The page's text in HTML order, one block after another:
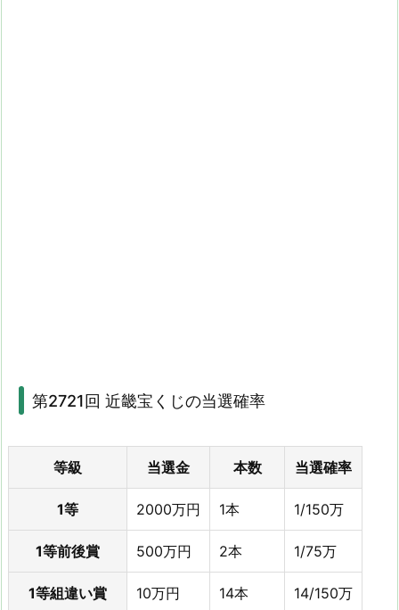
第2721回 近畿宝くじの当選確率
等級 当選金 本数 当選確率
1等 2000万円 1本 1/150万
1等前後賞 500万円 2本 1/75万
1等組違い賞 10万円 14本 14/150万